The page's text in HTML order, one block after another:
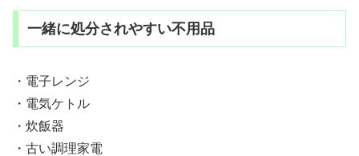
一緒に処分されやすい不用品
・電子レンジ
・電気ケトル
・炊飯器
・古い調理家電